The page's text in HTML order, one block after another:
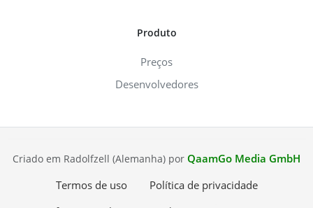
Produto
Preços
Desenvolvedores
Criado em Radolfzell (Alemanha) por QaamGo Media GmbH
Termos de uso
Política de privacidade